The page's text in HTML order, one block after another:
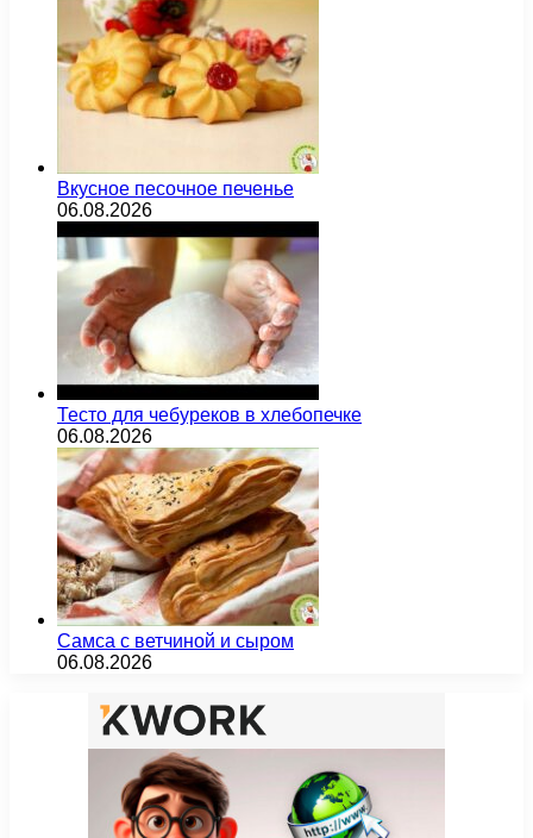
Вкусное песочное печенье
06.08.2026
Тесто для чебуреков в хлебопечке
06.08.2026
Самса с ветчиной и сыром
06.08.2026